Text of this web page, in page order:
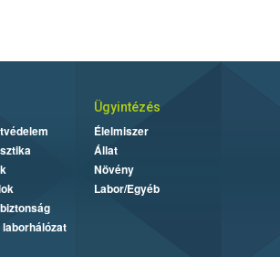
Ügyintézés
Élelmiszer
Állat
Növény
Labor/Egyéb